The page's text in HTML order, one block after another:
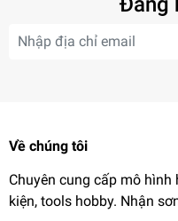
Về chúng tôi
Chuyên cung cấp mô
kiện, tools hobby. Nhận